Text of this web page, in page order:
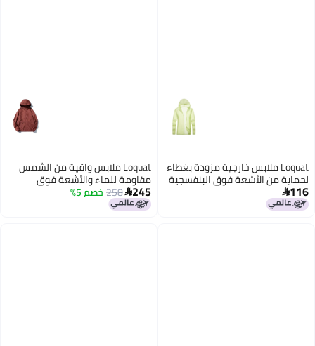
7
Loquat ملابس خارجية مزودة بغطاء
لحماية من الأشعة فوق البنفسجية
وحماية من الشمس
116
4
Loquat ملابس واقية من الشمس
مقاومة للماء والأشعة فوق
البنفسجية
245
258 خصم 5%